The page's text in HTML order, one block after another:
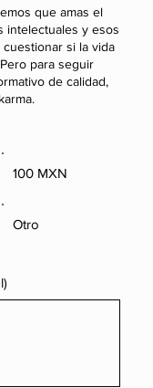
que amas el
intelectuales y esos
si la vida
para seguir
de calidad,
100 MXN
Otro